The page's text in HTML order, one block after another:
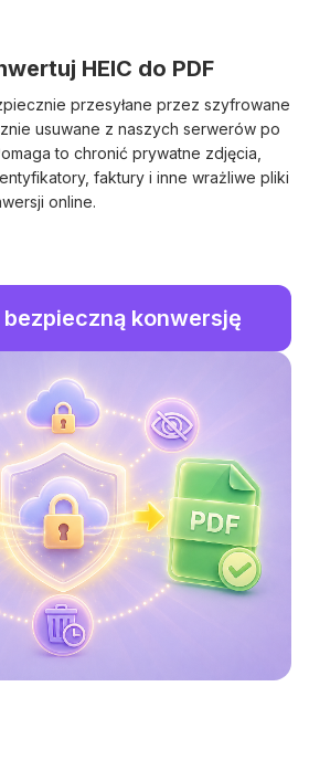
HEIC do PDF
przesyłane przez szyfrowane
usuwane z naszych serwerów po
to chronić prywatne zdjęcia,
faktury i inne wrażliwe pliki
online.
konwersję